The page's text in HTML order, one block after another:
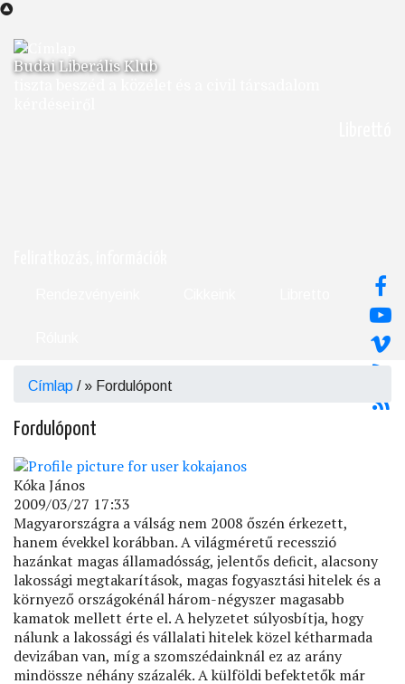
Ugrás
tartalomra
Budai Liberális Klub
Morzsa
Címlap / Fordulópont
Fordulópont
Kóka János
2009/03/27 17:33
Magyarországra a válság nem 2008 őszén érkezett,
hanem évekkel korábban. A világméretű recesszió
hazánkat magas államadósság, jelentős deﬁcit, alacsony
lakossági megtakarítások, magas fogyasztási hitelek és a
környező országokénál három-négyszer magasabb
kamatok mellett érte el. A helyzetet súlyosbítja, hogy
nálunk a lakossági és vállalati hitelek közel kétharmada
devizában van, míg a szomszédainknál ez az arány
mindössze néhány százalék. A külföldi befektetők már